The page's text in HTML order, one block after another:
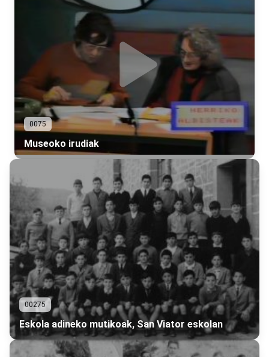
0075
Museoko irudiak
00275
Eskola adineko mutikoak, San Viator eskolan